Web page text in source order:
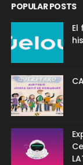
POPULAR POSTS